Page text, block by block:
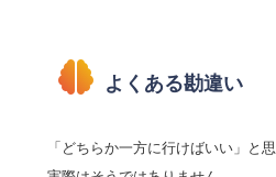
よくある勘違い
「どちらか一方に行けばいい」と